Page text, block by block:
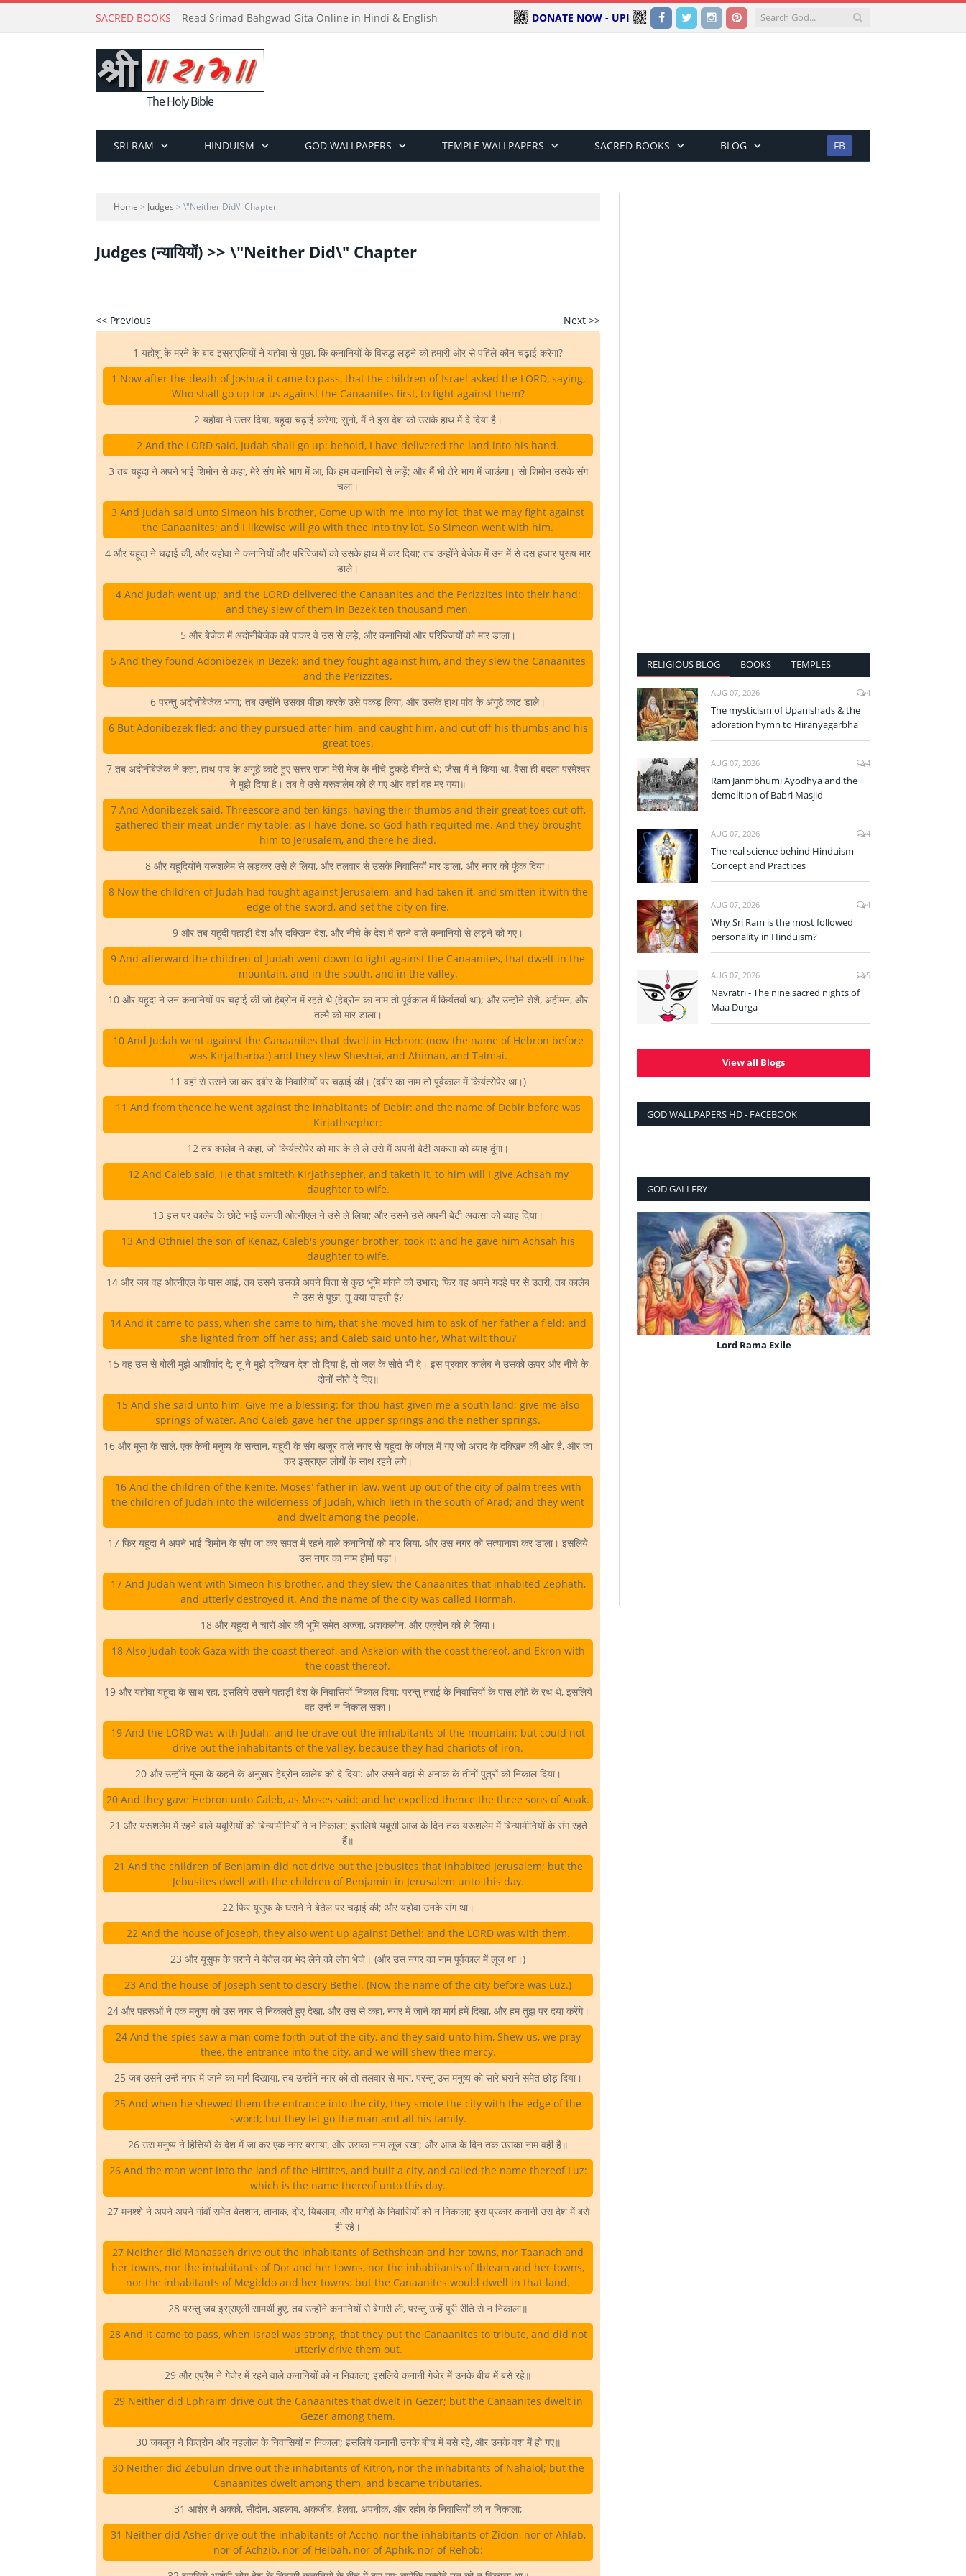
SACRED BOOKS Read Srimad Bahgwad Gita Online in Hindi & English Facebook
TwitterInstagramPinterest
DONATE NOW - UPI
The Holy Bible
SRI RAM HINDUISM GOD WALLPAPERS TEMPLE WALLPAPERS SACRED BOOKS BLOG FB
Home > Judges > \"Neither Did\" Chapter
Judges (न्यायियों) >> \"Neither Did\" Chapter
<< Previous Next >>
1 यहोशू के मरने के बाद इस्राएलियों ने यहोवा से पूछा, कि कनानियों के विरुद्ध लड़ने को हमारी ओर से पहिले कौन चढ़ाई करेगा?
1 Now after the death of Joshua it came to pass, that the children of Israel asked the LORD, saying,
Who shall go up for us against the Canaanites first, to fight against them?
2 यहोवा ने उत्तर दिया, यहूदा चढ़ाई करेगा; सुनो, मैं ने इस देश को उसके हाथ में दे दिया है।
2 And the LORD said, Judah shall go up: behold, I have delivered the land into his hand.
3 तब यहूदा ने अपने भाई शिमोन से कहा, मेरे संग मेरे भाग में आ, कि हम कनानियों से लड़ें; और मैं भी तेरे भाग में जाऊंगा। सो शिमोन उसके संग
चला।
3 And Judah said unto Simeon his brother, Come up with me into my lot, that we may fight against
the Canaanites; and I likewise will go with thee into thy lot. So Simeon went with him.
4 और यहूदा ने चढ़ाई की, और यहोवा ने कनानियों और परिज्जियों को उसके हाथ में कर दिया; तब उन्होंने बेजेक में उन में से दस हजार पुरूष मार
डाले।
4 And Judah went up; and the LORD delivered the Canaanites and the Perizzites into their hand:
and they slew of them in Bezek ten thousand men.
5 और बेजेक में अदोनीबेजेक को पाकर वे उस से लड़े, और कनानियों और परिज्जियों को मार डाला।
5 And they found Adonibezek in Bezek: and they fought against him, and they slew the Canaanites
and the Perizzites.
6 परन्तु अदोनीबेजेक भागा; तब उन्होंने उसका पीछा करके उसे पकड़ लिया, और उसके हाथ पांव के अंगूठे काट डाले।
6 But Adonibezek fled; and they pursued after him, and caught him, and cut off his thumbs and his
great toes.
7 तब अदोनीबेजेक ने कहा, हाथ पांव के अंगूठे काटे हुए सत्तर राजा मेरी मेज के नीचे टुकड़े बीनते थे; जैसा मैं ने किया था, वैसा ही बदला परमेश्वर
ने मुझे दिया है। तब वे उसे यरूशलेम को ले गए और वहां वह मर गया॥
7 And Adonibezek said, Threescore and ten kings, having their thumbs and their great toes cut off,
gathered their meat under my table: as I have done, so God hath requited me. And they brought
him to Jerusalem, and there he died.
8 और यहूदियोंने यरूशलेम से लड़कर उसे ले लिया, और तलवार से उसके निवासियों मार डाला, और नगर को फूंक दिया।
8 Now the children of Judah had fought against Jerusalem, and had taken it, and smitten it with the
edge of the sword, and set the city on fire.
9 और तब यहूदी पहाड़ी देश और दक्खिन देश, और नीचे के देश में रहने वाले कनानियों से लड़ने को गए।
9 And afterward the children of Judah went down to fight against the Canaanites, that dwelt in the
mountain, and in the south, and in the valley.
10 और यहूदा ने उन कनानियों पर चढ़ाई की जो हेब्रोन में रहते थे (हेब्रोन का नाम तो पूर्वकाल में किर्यतर्बा था); और उन्होंने शेशै, अहीमन, और
तल्मै को मार डाला।
10 And Judah went against the Canaanites that dwelt in Hebron: (now the name of Hebron before
was Kirjatharba:) and they slew Sheshai, and Ahiman, and Talmai.
11 वहां से उसने जा कर दबीर के निवासियों पर चढ़ाई की। (दबीर का नाम तो पूर्वकाल में किर्यत्सेपेर था।)
11 And from thence he went against the inhabitants of Debir: and the name of Debir before was
Kirjathsepher:
12 तब कालेब ने कहा, जो किर्यत्सेपेर को मार के ले ले उसे मैं अपनी बेटी अकसा को ब्याह दूंगा।
12 And Caleb said, He that smiteth Kirjathsepher, and taketh it, to him will I give Achsah my
daughter to wife.
13 इस पर कालेब के छोटे भाई कनजी ओत्नीएल ने उसे ले लिया; और उसने उसे अपनी बेटी अकसा को ब्याह दिया।
13 And Othniel the son of Kenaz, Caleb's younger brother, took it: and he gave him Achsah his
daughter to wife.
14 और जब वह ओत्नीएल के पास आई, तब उसने उसको अपने पिता से कुछ भूमि मांगने को उभारा; फिर वह अपने गदहे पर से उतरी, तब कालेब
ने उस से पूछा, तू क्या चाहती है?
14 And it came to pass, when she came to him, that she moved him to ask of her father a field: and
she lighted from off her ass; and Caleb said unto her, What wilt thou?
15 वह उस से बोली मुझे आशीर्वाद दे; तू ने मुझे दक्खिन देश तो दिया है, तो जल के सोते भी दे। इस प्रकार कालेब ने उसको ऊपर और नीचे के
दोनों सोते दे दिए॥
15 And she said unto him, Give me a blessing: for thou hast given me a south land; give me also
springs of water. And Caleb gave her the upper springs and the nether springs.
16 और मूसा के साले, एक केनी मनुष्य के सन्तान, यहूदी के संग खजूर वाले नगर से यहूदा के जंगल में गए जो अराद के दक्खिन की ओर है, और जा
कर इस्राएल लोगों के साथ रहने लगे।
16 And the children of the Kenite, Moses' father in law, went up out of the city of palm trees with
the children of Judah into the wilderness of Judah, which lieth in the south of Arad; and they went
and dwelt among the people.
17 फिर यहूदा ने अपने भाई शिमोन के संग जा कर सपत में रहने वाले कनानियों को मार लिया, और उस नगर को सत्यानाश कर डाला। इसलिये
उस नगर का नाम होर्मा पड़ा।
17 And Judah went with Simeon his brother, and they slew the Canaanites that inhabited Zephath,
and utterly destroyed it. And the name of the city was called Hormah.
18 और यहूदा ने चारों ओर की भूमि समेत अज्जा, अशकलोन, और एक्रोन को ले लिया।
18 Also Judah took Gaza with the coast thereof, and Askelon with the coast thereof, and Ekron with
the coast thereof.
19 और यहोवा यहूदा के साथ रहा, इसलिये उसने पहाड़ी देश के निवासियों निकाल दिया; परन्तु तराई के निवासियों के पास लोहे के रथ थे, इसलिये
वह उन्हें न निकाल सका।
19 And the LORD was with Judah; and he drave out the inhabitants of the mountain; but could not
drive out the inhabitants of the valley, because they had chariots of iron.
20 और उन्होंने मूसा के कहने के अनुसार हेब्रोन कालेब को दे दिया: और उसने वहां से अनाक के तीनों पुत्रों को निकाल दिया।
20 And they gave Hebron unto Caleb, as Moses said: and he expelled thence the three sons of Anak.
21 और यरूशलेम में रहने वाले यबूसियों को बिन्यामीनियों ने न निकाला; इसलिये यबूसी आज के दिन तक यरूशलेम में बिन्यामीनियों के संग रहते
हैं॥
21 And the children of Benjamin did not drive out the Jebusites that inhabited Jerusalem; but the
Jebusites dwell with the children of Benjamin in Jerusalem unto this day.
22 फिर यूसुफ के घराने ने बेतेल पर चढ़ाई की; और यहोवा उनके संग था।
22 And the house of Joseph, they also went up against Bethel: and the LORD was with them.
23 और यूसुफ के घराने ने बेतेल का भेद लेने को लोग भेजे। (और उस नगर का नाम पूर्वकाल में लूज था।)
23 And the house of Joseph sent to descry Bethel. (Now the name of the city before was Luz.)
24 और पहरूओं ने एक मनुष्य को उस नगर से निकलते हुए देखा, और उस से कहा, नगर में जाने का मार्ग हमें दिखा, और हम तुझ पर दया करेंगे।
24 And the spies saw a man come forth out of the city, and they said unto him, Shew us, we pray
thee, the entrance into the city, and we will shew thee mercy.
25 जब उसने उन्हें नगर में जाने का मार्ग दिखाया, तब उन्होंने नगर को तो तलवार से मारा, परन्तु उस मनुष्य को सारे घराने समेत छोड़ दिया।
25 And when he shewed them the entrance into the city, they smote the city with the edge of the
sword; but they let go the man and all his family.
26 उस मनुष्य ने हित्तियों के देश में जा कर एक नगर बसाया, और उसका नाम लूज रखा; और आज के दिन तक उसका नाम वही है॥
26 And the man went into the land of the Hittites, and built a city, and called the name thereof Luz:
which is the name thereof unto this day.
27 मनश्शे ने अपने अपने गांवों समेत बेतशान, तानाक, दोर, यिबलाम, और मगिद्दों के निवासियों को न निकाला; इस प्रकार कनानी उस देश में बसे
ही रहे।
27 Neither did Manasseh drive out the inhabitants of Bethshean and her towns, nor Taanach and
her towns, nor the inhabitants of Dor and her towns, nor the inhabitants of Ibleam and her towns,
nor the inhabitants of Megiddo and her towns: but the Canaanites would dwell in that land.
28 परन्तु जब इस्राएली सामर्थी हुए, तब उन्होंने कनानियों से बेगारी ली, परन्तु उन्हें पूरी रीति से न निकाला॥
28 And it came to pass, when Israel was strong, that they put the Canaanites to tribute, and did not
utterly drive them out.
29 और एप्रैम ने गेजेर में रहने वाले कनानियों को न निकाला; इसलिये कनानी गेजेर में उनके बीच में बसे रहे॥
29 Neither did Ephraim drive out the Canaanites that dwelt in Gezer; but the Canaanites dwelt in
Gezer among them.
30 जबलून ने कित्रोन और नहलोल के निवासियों न निकाला; इसलिये कनानी उनके बीच में बसे रहे, और उनके वश में हो गए॥
30 Neither did Zebulun drive out the inhabitants of Kitron, nor the inhabitants of Nahalol; but the
Canaanites dwelt among them, and became tributaries.
31 आशेर ने अक्को, सीदोन, अहलाब, अकजीब, हेलवा, अपनीक, और रहोब के निवासियों को न निकाला;
31 Neither did Asher drive out the inhabitants of Accho, nor the inhabitants of Zidon, nor of Ahlab,
nor of Achzib, nor of Helbah, nor of Aphik, nor of Rehob:
RELIGIOUS BLOG BOOKS TEMPLES
AUG 07, 2026 4
The mysticism of Upanishads & the
adoration hymn to Hiranyagarbha
AUG 07, 2026 4
Ram Janmbhumi Ayodhya and the
demolition of Babri Masjid
AUG 07, 2026 4
The real science behind Hinduism
Concept and Practices
AUG 07, 2026 4
Why Sri Ram is the most followed
personality in Hinduism?
AUG 07, 2026 5
Navratri - The nine sacred nights of
Maa Durga
View all Blogs
GOD WALLPAPERS HD - FACEBOOK
GOD GALLERY
Sri Ram Jai Ram Jai Jai Ram
Lord Rama Exile